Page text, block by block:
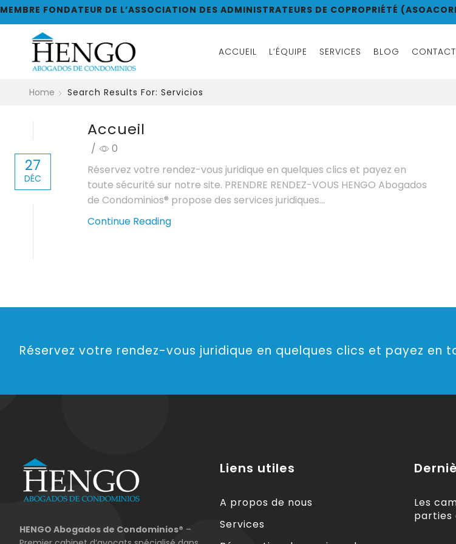
MEMBRE FONDATEUR DE L’ASSOCIATION DES ADMINISTRATEURS DE COPROPRIÉTÉ
ACCUEIL L’ÉQUIPE SERVICES BLOG CONTACT
Home Search Results For: Servicios
Accueil
/
0
Réservez votre rendez-vous juridique en quelques clics et payez en
toute sécurité sur notre site. PRENDRE RENDEZ-VOUS HENGO Abogados
de Condominios® propose des services juridiques...
Continue Reading
27
DÉC
Réservez votre rendez-vous juridique en quelques clics et payez en
HENGO Abogados de Condominios® –
Liens utiles
A propos de nous
Services
Les
parties